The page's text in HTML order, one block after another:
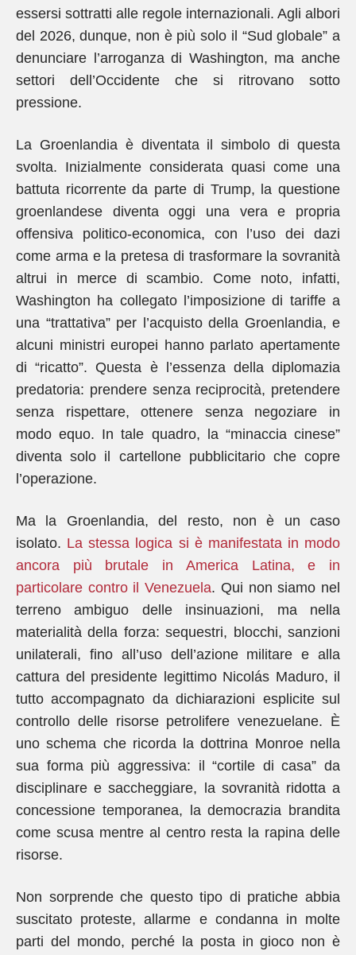
essersi sottratti alle regole internazionali. Agli albori
del 2026, dunque, non è più solo il “Sud globale” a
denunciare l’arroganza di Washington, ma anche
settori dell’Occidente che si ritrovano sotto
pressione.
La Groenlandia è diventata il simbolo di questa
svolta. Inizialmente considerata quasi come una
battuta ricorrente da parte di Trump, la questione
groenlandese diventa oggi una vera e propria
offensiva politico-economica, con l’uso dei dazi
come arma e la pretesa di trasformare la sovranità
altrui in merce di scambio. Come noto, infatti,
Washington ha collegato l’imposizione di tariffe a
una “trattativa” per l’acquisto della Groenlandia, e
alcuni ministri europei hanno parlato apertamente
di “ricatto”. Questa è l’essenza della diplomazia
predatoria: prendere senza reciprocità, pretendere
senza rispettare, ottenere senza negoziare in
modo equo. In tale quadro, la “minaccia cinese”
diventa solo il cartellone pubblicitario che copre
l’operazione.
Ma la Groenlandia, del resto, non è un caso
isolato. La stessa logica si è manifestata in modo
ancora più brutale in America Latina, e in
particolare contro il Venezuela. Qui non siamo nel
terreno ambiguo delle insinuazioni, ma nella
materialità della forza: sequestri, blocchi, sanzioni
unilaterali, fino all’uso dell’azione militare e alla
cattura del presidente legittimo Nicolás Maduro, il
tutto accompagnato da dichiarazioni esplicite sul
controllo delle risorse petrolifere venezuelane. È
uno schema che ricorda la dottrina Monroe nella
sua forma più aggressiva: il “cortile di casa” da
disciplinare e saccheggiare, la sovranità ridotta a
concessione temporanea, la democrazia brandita
come scusa mentre al centro resta la rapina delle
risorse.
Non sorprende che questo tipo di pratiche abbia
suscitato proteste, allarme e condanna in molte
parti del mondo, perché la posta in gioco non è